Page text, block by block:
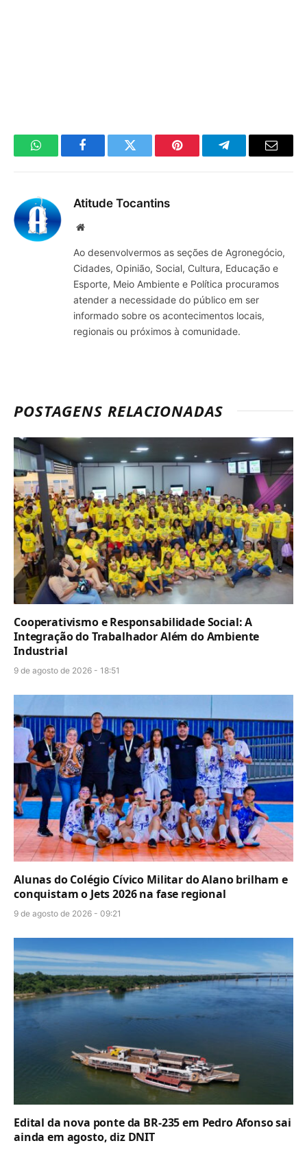
WhatsAppFacebookTwitter Pinterest TelegramaE-
Atitude Tocantins
Site
Ao desenvolvermos as seções de Agronegócio,
Cidades, Opinião, Social, Cultura, Educação e
Esporte, Meio Ambiente e Política procuramos
atender a necessidade do público em ser
informado sobre os acontecimentos locais,
regionais ou próximos à comunidade.
POSTAGENS RELACIONADAS
Cooperativismo e Responsabilidade Social: A
Integração do Trabalhador Além do Ambiente
Industrial
9 de agosto de 2026 - 18:51
Alunas do Colégio Cívico Militar do Alano brilham e
conquistam o Jets 2026 na fase regional
9 de agosto de 2026 - 09:21
Edital da nova ponte da BR-235 em Pedro Afonso sai
ainda em agosto, diz DNIT